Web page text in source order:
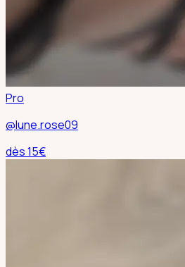
Pro
@lune.rose09
dès15€